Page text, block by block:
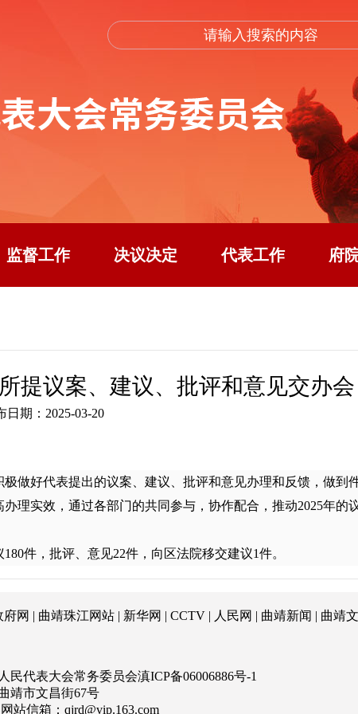
监督工作 决议决定 代表工作 府
提议案、建议、批评和意见交办会
日期：2025-03-20
做好代表提出的议案、建议、批评和意见办理和反馈，做到
理实效，通过各部门的共同参与，协作配合，推动2025年的
件，批评、意见22件，向区法院移交建议1件。
府网 | 曲靖珠江网站 | 新华网 | CCTV | 人民网 | 曲靖新闻 | 曲靖
民代表大会常务委员会滇ICP备06006886号-1
靖市文昌街67号
站信箱： qjrd@vip.163.com